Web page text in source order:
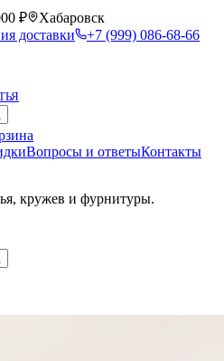
₽
Хабаровск
доставки
+7 (999) 086-68-66
Вопросы и ответыКонтакты
кружев и фурнитуры.